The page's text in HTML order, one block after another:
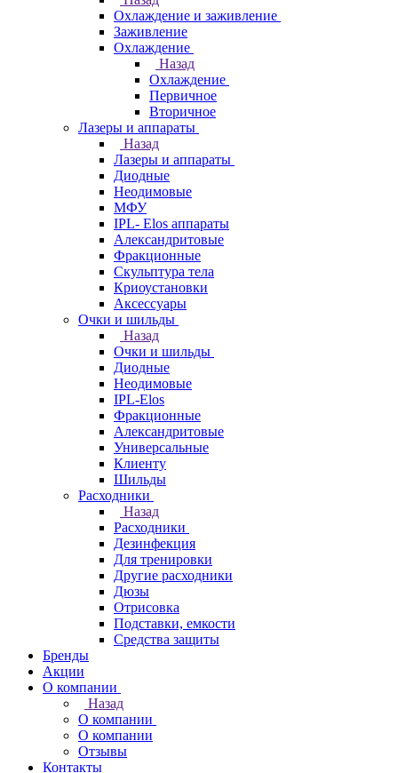
Охлаждение и заживление
Заживление
Охлаждение
Назад
Охлаждение
Первичное
Вторичное
Лазеры и аппараты
Назад
Лазеры и аппараты
Диодные
Неодимовые
МФУ
IPL- Elos аппараты
Александритовые
Фракционные
Скульптура тела
Криоустановки
Аксессуары
Очки и шильды
Назад
Очки и шильды
Диодные
Неодимовые
IPL-Elos
Фракционные
Александритовые
Универсальные
Клиенту
Шильды
Расходники
Назад
Расходники
Дезинфекция
Для тренировки
Другие расходники
Дюзы
Отрисовка
Подставки, емкости
Средства защиты
Бренды
Акции
О компании
Назад
О компании
О компании
Отзывы
Контакты